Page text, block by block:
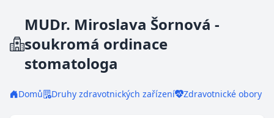
MUDr. Miroslava Šornová -
soukromá ordinace
stomatologa
Domů Druhy zdravotnických zařízení Zdravotnické obory